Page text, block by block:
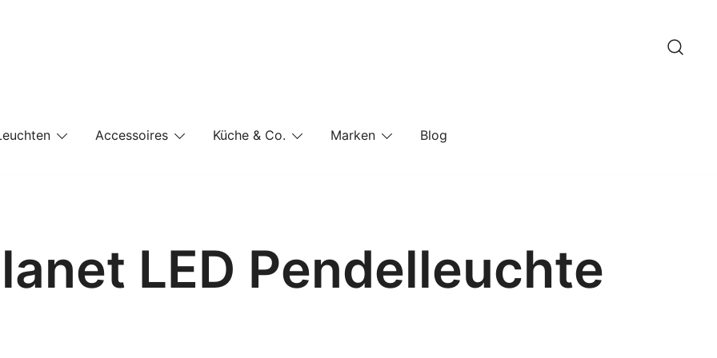
Accessoires Küche & Co. Marken Blog
LED Pendelleuchte